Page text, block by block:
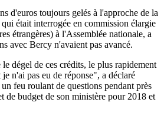
d'euros toujours gelés à l'approche de la
était interrogée en commission élargie
étrangères) à l'Assemblée nationale, a
avec Bercy n'avaient pas avancé.
dégel de ces crédits, le plus rapidement
n'ai pas eu de réponse", a déclaré
feu roulant de questions pendant près
de budget de son ministère pour 2018 et